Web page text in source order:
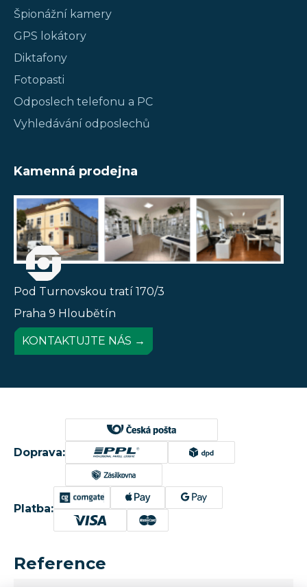
Špionážní kamery
GPS lokátory
Diktafony
Fotopasti
Odposlech telefonu a PC
Vyhledávání odposlechů
Kamenná prodejna
Pod Turnovskou tratí 170/3
Praha 9 Hloubětín
KONTAKTUJTE NÁS →
Doprava:
Platba:
Reference